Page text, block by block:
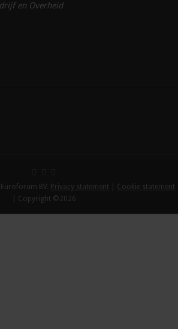
en Overheid
BV. Privacy statement
Cookie statement
| Copyright ©2026